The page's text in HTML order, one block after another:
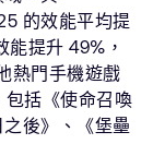
的效能平均提
提升 49%，
熱門手機遊戲
包括《使命召喚
後》、《堡壘